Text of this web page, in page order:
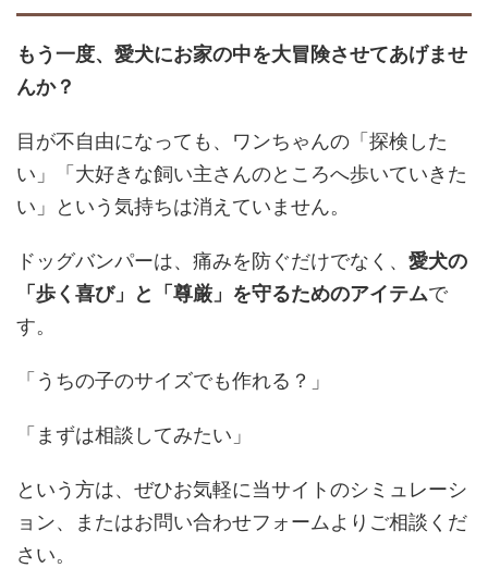
もう一度、愛犬にお家の中を大冒険させてあげませ
んか？
目が不自由になっても、ワンちゃんの「探検した
い」「大好きな飼い主さんのところへ歩いていきた
い」という気持ちは消えていません。
ドッグバンパーは、痛みを防ぐだけでなく、 愛犬の
「歩く喜び」と「尊厳」を守るためのアイテムで
す。
「うちの子のサイズでも作れる？」
「まずは相談してみたい」
という方は、ぜひお気軽に当サイトのシミュレーシ
ョン、またはお問い合わせフォームよりご相談くだ
さい。